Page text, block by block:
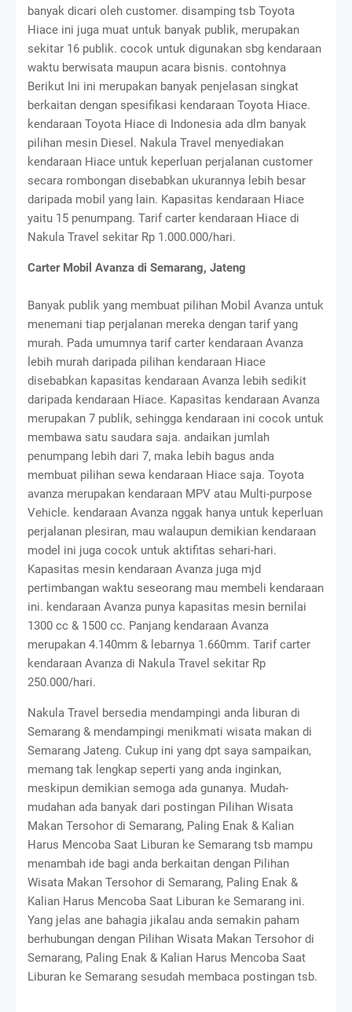
banyak dicari oleh customer. disamping tsb Toyota
Hiace ini juga muat untuk banyak publik, merupakan
sekitar 16 publik. cocok untuk digunakan sbg kendaraan
waktu berwisata maupun acara bisnis. contohnya
Berikut Ini ini merupakan banyak penjelasan singkat
berkaitan dengan spesifikasi kendaraan Toyota Hiace.
kendaraan Toyota Hiace di Indonesia ada dlm banyak
pilihan mesin Diesel. Nakula Travel menyediakan
kendaraan Hiace untuk keperluan perjalanan customer
secara rombongan disebabkan ukurannya lebih besar
daripada mobil yang lain. Kapasitas kendaraan Hiace
yaitu 15 penumpang. Tarif carter kendaraan Hiace di
Nakula Travel sekitar Rp 1.000.000/hari.
Carter Mobil Avanza di Semarang, Jateng
Banyak publik yang membuat pilihan Mobil Avanza untuk
menemani tiap perjalanan mereka dengan tarif yang
murah. Pada umumnya tarif carter kendaraan Avanza
lebih murah daripada pilihan kendaraan Hiace
disebabkan kapasitas kendaraan Avanza lebih sedikit
daripada kendaraan Hiace. Kapasitas kendaraan Avanza
merupakan 7 publik, sehingga kendaraan ini cocok untuk
membawa satu saudara saja. andaikan jumlah
penumpang lebih dari 7, maka lebih bagus anda
membuat pilihan sewa kendaraan Hiace saja. Toyota
avanza merupakan kendaraan MPV atau Multi-purpose
Vehicle. kendaraan Avanza nggak hanya untuk keperluan
perjalanan plesiran, mau walaupun demikian kendaraan
model ini juga cocok untuk aktifitas sehari-hari.
Kapasitas mesin kendaraan Avanza juga mjd
pertimbangan waktu seseorang mau membeli kendaraan
ini. kendaraan Avanza punya kapasitas mesin bernilai
1300 cc & 1500 cc. Panjang kendaraan Avanza
merupakan 4.140mm & lebarnya 1.660mm. Tarif carter
kendaraan Avanza di Nakula Travel sekitar Rp
250.000/hari.
Nakula Travel bersedia mendampingi anda liburan di
Semarang & mendampingi menikmati wisata makan di
Semarang Jateng. Cukup ini yang dpt saya sampaikan,
memang tak lengkap seperti yang anda inginkan,
meskipun demikian semoga ada gunanya. Mudah-
mudahan ada banyak dari postingan Pilihan Wisata
Makan Tersohor di Semarang, Paling Enak & Kalian
Harus Mencoba Saat Liburan ke Semarang tsb mampu
menambah ide bagi anda berkaitan dengan Pilihan
Wisata Makan Tersohor di Semarang, Paling Enak &
Kalian Harus Mencoba Saat Liburan ke Semarang ini.
Yang jelas ane bahagia jikalau anda semakin paham
berhubungan dengan Pilihan Wisata Makan Tersohor di
Semarang, Paling Enak & Kalian Harus Mencoba Saat
Liburan ke Semarang sesudah membaca postingan tsb.